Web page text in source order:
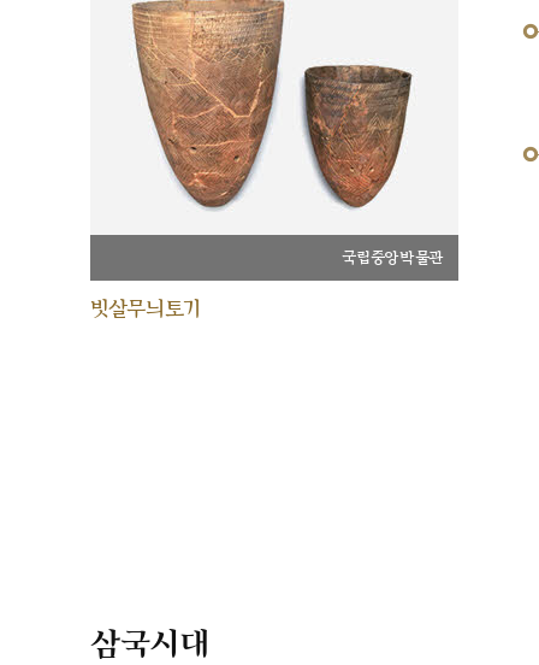
국립중앙박물관
빗살무늬토기
삼국시대